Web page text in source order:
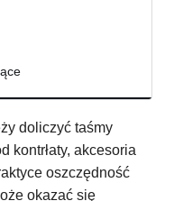
doliczyć taśmy
kontrłaty, akcesoria
oszczędność
okazać się